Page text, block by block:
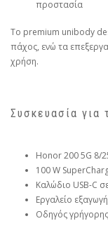
προστασία
Το premium unibody
πάχος, ενώ τα
χρήση.
Συσκευασία για
Honor 200 5G 8/
100 W
Καλώδιο USB-C
Εργαλείο
Οδηγός